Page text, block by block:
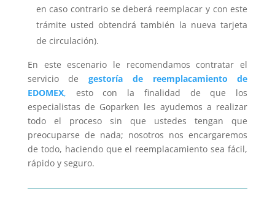
en caso contrario se deberá reemplacar y con este
trámite usted obtendrá también la nueva tarjeta
de circulación).
En este escenario le recomendamos contratar el
servicio degestoría de reemplacamiento de
EDOMEX, esto con la finalidad de que los
especialistas de Goparken les ayudemos a realizar
todo el proceso sin que ustedes tengan que
preocuparse de nada; nosotros nos encargaremos
de todo, haciendo que el reemplacamiento sea fácil,
rápido y seguro.